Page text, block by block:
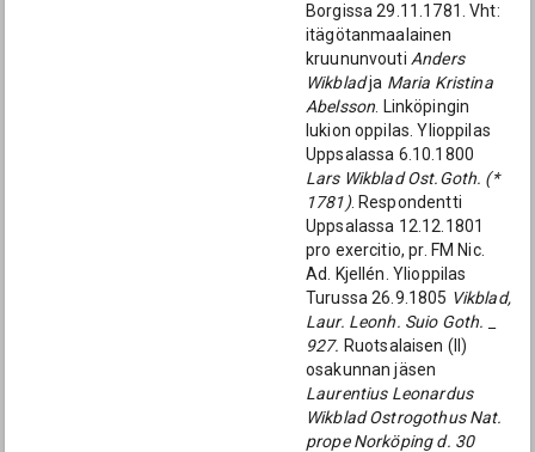
Borgissa 29.11.1781. Vht:
itägötanmaalainen
kruununvouti Anders
Wikbladja Maria Kristina
Abelsson . Linköpingin
lukion oppilas. Ylioppilas
Uppsalassa 6.10.1800
Lars Wikblad Ost.Goth. (*
1781). Respondentti
Uppsalassa 12.12.1801
pro exercitio, pr. FM Nic.
Ad. Kjellén. Ylioppilas
Turussa 26.9.1805 Vikblad,
Laur. Leonh. Suio Goth. _
927. Ruotsalaisen (II)
osakunnan jäsen
Laurentius Leonardus
Wikblad Ostrogothus Nat.
prope Norköping d. 30